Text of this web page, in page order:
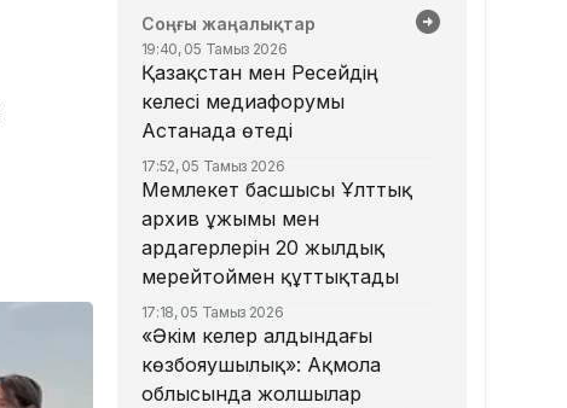
Соңғы жаңалықтар
19:40, 05 Тамыз 2026
Қазақстан мен Ресейдің
келесі медиафорумы
Астанада өтеді
17:52, 05 Тамыз 2026
Мемлекет басшысы Ұлттық
архив ұжымы мен
ардагерлерін 20 жылдық
мерейтоймен құттықтады
17:18, 05 Тамыз 2026
«Әкім келер алдындағы
көзбояушылық»: Ақмола
облысында жолшылар